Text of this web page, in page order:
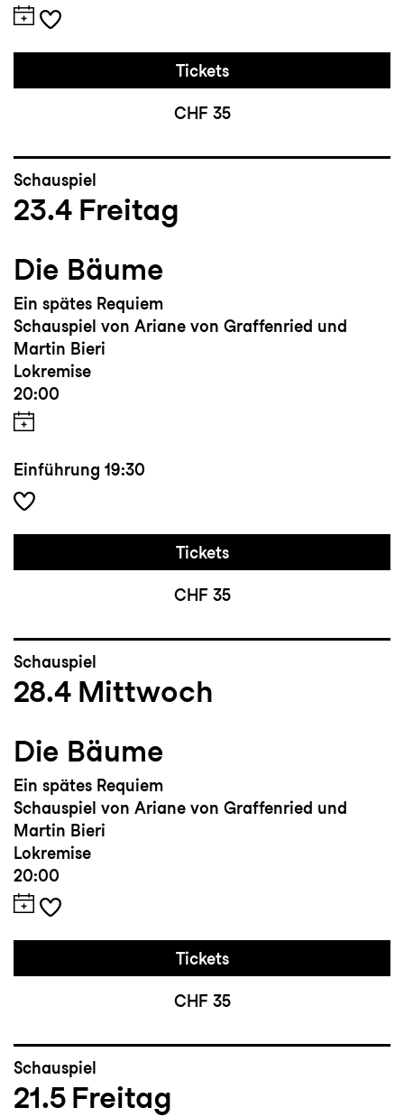
Tickets
CHF 35
Schauspiel
23.4 Freitag
Die Bäume
Ein spätes Requiem
Schauspiel von Ariane von Graffenried und
Martin Bieri
Lokremise
20:00
Einführung 19:30
Tickets
CHF 35
Schauspiel
28.4 Mittwoch
Die Bäume
Ein spätes Requiem
Schauspiel von Ariane von Graffenried und
Martin Bieri
Lokremise
20:00
Tickets
CHF 35
Schauspiel
21.5 Freitag